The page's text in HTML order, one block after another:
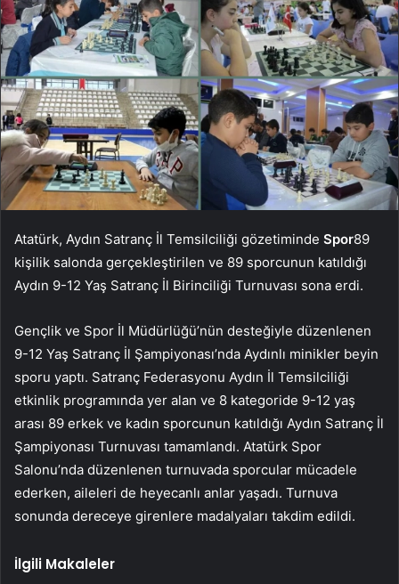
Atatürk, Aydın Satranç İl Temsilciliği gözetiminde Spor89
kişilik salonda gerçekleştirilen ve 89 sporcunun katıldığı
Aydın 9-12 Yaş Satranç İl Birinciliği Turnuvası sona erdi.
Gençlik ve Spor İl Müdürlüğü’nün desteğiyle düzenlenen
9-12 Yaş Satranç İl Şampiyonası’nda Aydınlı minikler beyin
sporu yaptı. Satranç Federasyonu Aydın İl Temsilciliği
etkinlik programında yer alan ve 8 kategoride 9-12 yaş
arası 89 erkek ve kadın sporcunun katıldığı Aydın Satranç İl
Şampiyonası Turnuvası tamamlandı. Atatürk Spor
Salonu’nda düzenlenen turnuvada sporcular mücadele
ederken, aileleri de heyecanlı anlar yaşadı. Turnuva
sonunda dereceye girenlere madalyaları takdim edildi.
İlgili Makaleler